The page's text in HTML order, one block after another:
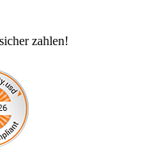
zahlen!